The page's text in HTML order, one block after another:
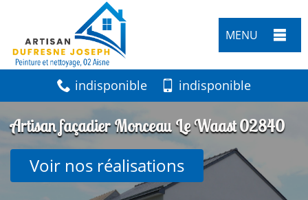
MENU
indisponible indisponible
Artisan façadier Monceau Le Waast 02840
Voir nos réalisations